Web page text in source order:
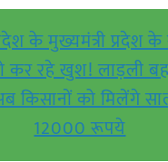
के मुख्यमंत्री प्रदेश
कर रहे खुश! लाड़ली
किसानों को मिलेंगे
12000 रूपये